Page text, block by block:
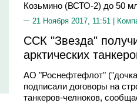
Козьмино (ВСТО-2) до 50
21 Ноября 2017, 11:51 |
ССК "Звезда"
арктических
АО "Роснефтефлот"
подписали договоры на
танкеров-челноков,